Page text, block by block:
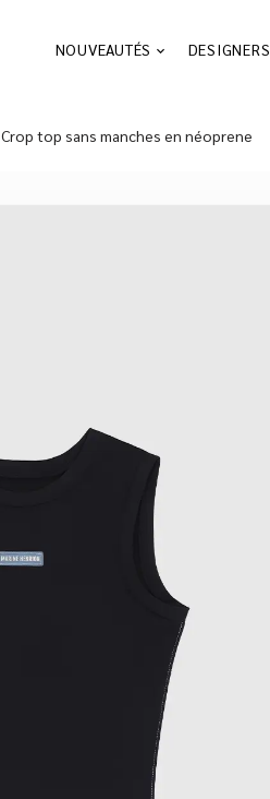
NOUVEAUTÉS DESIGNERS
Crop top sans manches en néoprene